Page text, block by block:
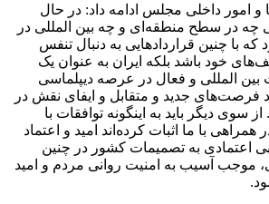
امور داخلی مجلس ادامه داد: در حال
در سطح منطقه‌ای و چه بین المللی در
با چنین قراردادهایی به دنبال تنفس
خود باشد بلکه ایران به عنوان یک
بین المللی و فعال در عرصه دیپلماسی
فرصت‌های جدید و متقابل و ایفای نقش در
سوی دیگر باید به اینگونه توافقات با
با ما اثبات کرده‌اند امید و اعتماد
اعتمادی به تصمیمات کشور در چنین
موجب آسیب به امنیت روانی مردم و امید